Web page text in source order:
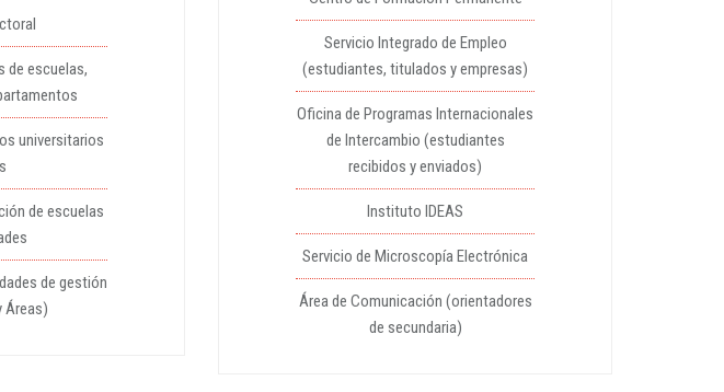
de escuelas,
universitarios
de escuelas
de gestión
Áreas)
Servicio Integrado de Empleo
(estudiantes, titulados y empresas)
Oficina de Programas Internacionales
de Intercambio (estudiantes
recibidos y enviados)
Instituto IDEAS
Servicio de Microscopía Electrónica
Área de Comunicación (orientadores
de secundaria)